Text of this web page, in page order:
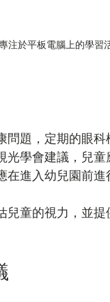
注於平板電腦上的學習
問題，定期的眼
學會建議，兒
進入幼兒園前進
童的視力，並